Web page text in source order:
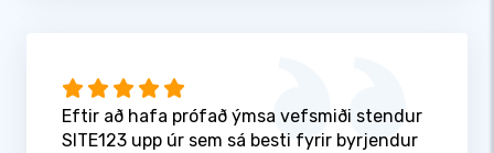
Eftir að hafa prófað ýmsa vefsmiði stendur
SITE123 upp úr sem sá besti fyrir byrjendur